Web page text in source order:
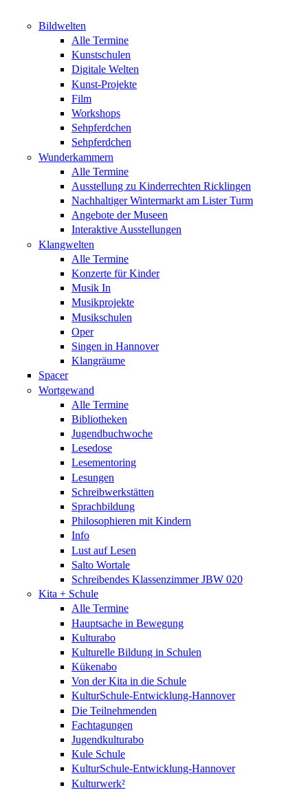
Bildwelten
Alle Termine
Kunstschulen
Digitale Welten
Kunst-Projekte
Film
Workshops
Sehpferdchen
Sehpferdchen
Wunderkammern
Alle Termine
Ausstellung zu Kinderrechten Ricklingen
Nachhaltiger Wintermarkt am Lister Turm
Angebote der Museen
Interaktive Ausstellungen
Klangwelten
Alle Termine
Konzerte für Kinder
Musik In
Musikprojekte
Musikschulen
Oper
Singen in Hannover
Klangräume
Spacer
Wortgewand
Alle Termine
Bibliotheken
Jugendbuchwoche
Lesedose
Lesementoring
Lesungen
Schreibwerkstätten
Sprachbildung
Philosophieren mit Kindern
Info
Lust auf Lesen
Salto Wortale
Schreibendes Klassenzimmer JBW 020
Kita + Schule
Alle Termine
Hauptsache in Bewegung
Kulturabo
Kulturelle Bildung in Schulen
Kükenabo
Von der Kita in die Schule
KulturSchule-Entwicklung-Hannover
Die Teilnehmenden
Fachtagungen
Jugendkulturabo
Kule Schule
KulturSchule-Entwicklung-Hannover
Kulturwerk²